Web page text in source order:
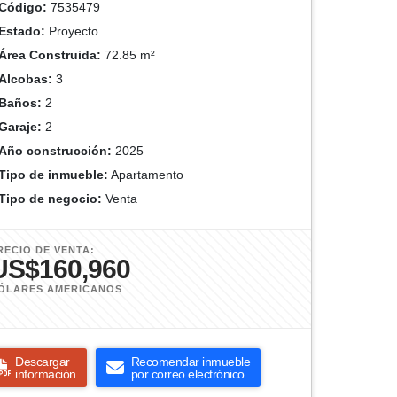
7535479
Proyecto
Construida: 72.85 m²
3
2
2
construcción: 2025
de inmueble: Apartamento
de negocio: Venta
DE VENTA:
AMERICANOS
Descargar
información
Recomendar inmueble
por correo electrónico